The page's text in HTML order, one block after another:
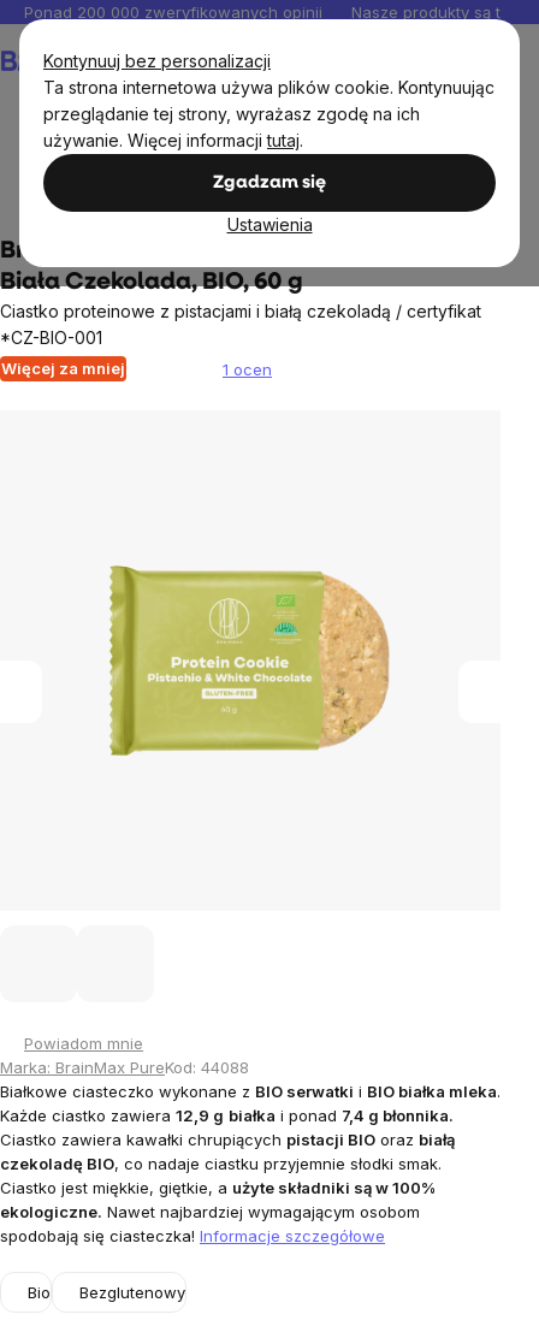
Kontynuuj bez personalizacji
Ta strona internetowa używa plików cookie. Kontynuując
przeglądanie tej strony, wyrażasz zgodę na ich
używanie. Więcej informacjitutaj.
Zgadzam się
Ustawienia
Przejść
do
treści
Ponad 200 000 zweryfikowanych opinii Nasze produkty są
Artykuły spożywcze
Słodkie i słone przekąski
Proteinowe batony i cookies
BrainMax Pure® Protein Cookie, Pistacja &
Biała Czekolada, BIO, 60 g
Ciastko proteinowe z pistacjami i białą czekoladą / certyfikat
*CZ-BIO-001
Więcej za mniej
Średnia
1 ocen
Powiadom mnie
Marka: BrainMax PureKod: 44088
Białkowe ciasteczko wykonane z BIO serwatki i BIO białka mleka.
Każde ciastko zawiera 12,9 g białka i ponad 7,4 g błonnika.
Ciastko zawiera kawałki chrupiących pistacji BIO oraz białą
czekoladę BIO, co nadaje ciastku przyjemnie słodki smak.
Ciastko jest miękkie, giętkie, a użyte składniki są w 100%
ekologiczne. Nawet najbardziej wymagającym osobom
spodobają się ciasteczka! Informacje szczegółowe
Bio Bezglutenowy